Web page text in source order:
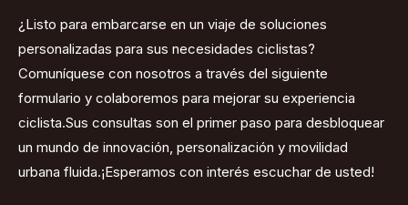
¿Listo para embarcarse en un viaje de soluciones
personalizadas para sus necesidades ciclistas?
Comuníquese con nosotros a través del siguiente
formulario y colaboremos para mejorar su experiencia
ciclista.Sus consultas son el primer paso para desbloquear
un mundo de innovación, personalización y movilidad
urbana fluida.¡Esperamos con interés escuchar de usted!